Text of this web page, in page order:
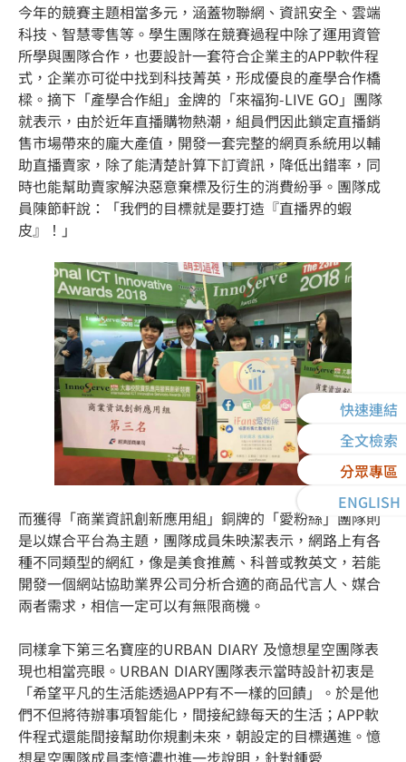
快速連結
全文檢索
分眾專區
ENGLISH
今年的競賽主題相當多元，涵蓋物聯網、資訊安全、雲端
科技、智慧零售等。學生團隊在競賽過程中除了運用資管
所學與團隊合作，也要設計一套符合企業主的APP軟件程
式，企業亦可從中找到科技菁英，形成優良的產學合作橋
樑。摘下「產學合作組」金牌的「來福狗-LIVE GO」團隊
就表示，由於近年直播購物熱潮，組員們因此鎖定直播銷
售市場帶來的龐大產值，開發一套完整的網頁系統用以輔
助直播賣家，除了能清楚計算下訂資訊，降低出錯率，同
時也能幫助賣家解決惡意棄標及衍生的消費紛爭。團隊成
員陳節軒說：「我們的目標就是要打造『直播界的蝦
皮』！」
而獲得「商業資訊創新應用組」銅牌的「愛粉絲」團隊則
是以媒合平台為主題，團隊成員朱映潔表示，網路上有各
種不同類型的網紅，像是美食推薦、科普或教英文，若能
開發一個網站協助業界公司分析合適的商品代言人、媒合
兩者需求，相信一定可以有無限商機。
同樣拿下第三名寶座的URBAN DIARY 及憶想星空團隊表
現也相當亮眼。URBAN DIARY團隊表示當時設計初衷是
「希望平凡的生活能透過APP有不一樣的回饋」。於是他
們不但將待辦事項智能化，間接紀錄每天的生活；APP軟
件程式還能間接幫助你規劃未來，朝設定的目標邁進。憶
想星空團隊成員李憶濃也進一步說明，針對鍾愛